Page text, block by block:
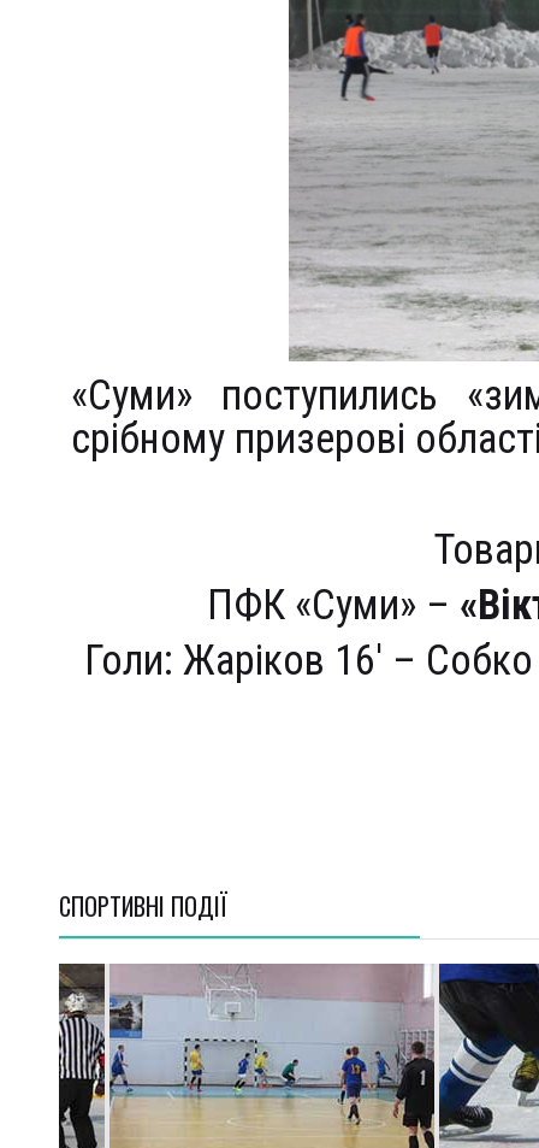
«Суми» поступились
срібному призерові
ПФК «Суми» –
Голи: Жаріков 16′ – Собко
СПОРТИВНI ПОДІЇ